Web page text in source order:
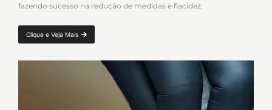
fazendo sucesso na redução de medidas e flacidez.
Clique e Veja Mais